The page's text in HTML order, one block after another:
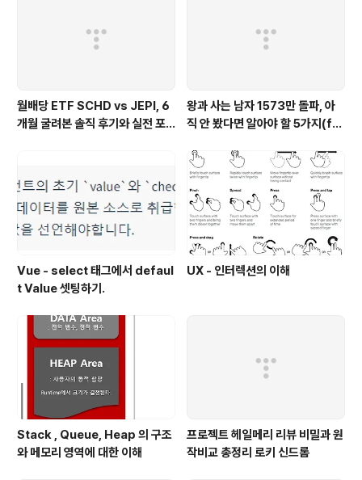
월배당 ETF SCHD vs JEPI, 6
개월 굴려본 솔직 후기와 실전 포
왕과 사는 남자 1573만 돌파, 아
직 안 봤다면 알아야 할 5가지(fe
Vue - select 태그에서 defaul
t Value 셋팅하기.
UX - 인터렉션의 이해
Stack , Queue, Heap 의 구조
와 메모리 영역에 대한 이해
프로젝트 헤일메리 리뷰 비밀과 원
작비교 총정리 로키 신드롬